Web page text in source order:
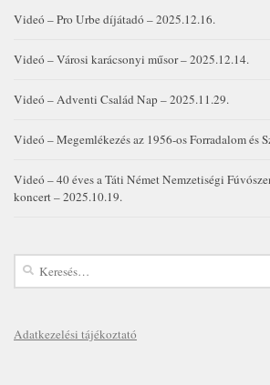
Videó – Pro Urbe díjátadó – 2025.12.16.
Videó – Városi karácsonyi műsor – 2025.12.14.
Videó – Adventi Család Nap – 2025.11.29.
Videó – Megemlékezés az 1956-os Forradalom és
Videó – 40 éves a Táti Német Nemzetiségi
koncert – 2025.10.19.
Keresés:
Adatkezelési tájékoztató